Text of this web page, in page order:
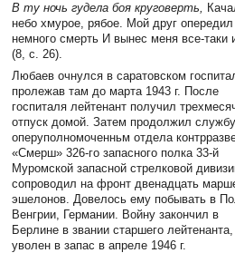
В ту ночь гудела боя круговерть,
небо хмурое, рябое. Мой друг опередил
немного смерть И вынес меня все-таки
(8, c. 26).
Любаев очнулся в саратовском
пролежав там до марта 1943 г. После
госпиталя лейтенант получил
отпуск домой. Затем продолжил службу
оперуполномоченньм отдела
«Смерш» 326-го запасного полка 33-й
Муромской запасной стрелковой
сопроводил на фронт двенадцать
эшелонов. Довелось ему побывать в
Венгрии, Германии. Войну закончил в
Берлине в звании старшего
уволен в запас в апреле 1946 г.